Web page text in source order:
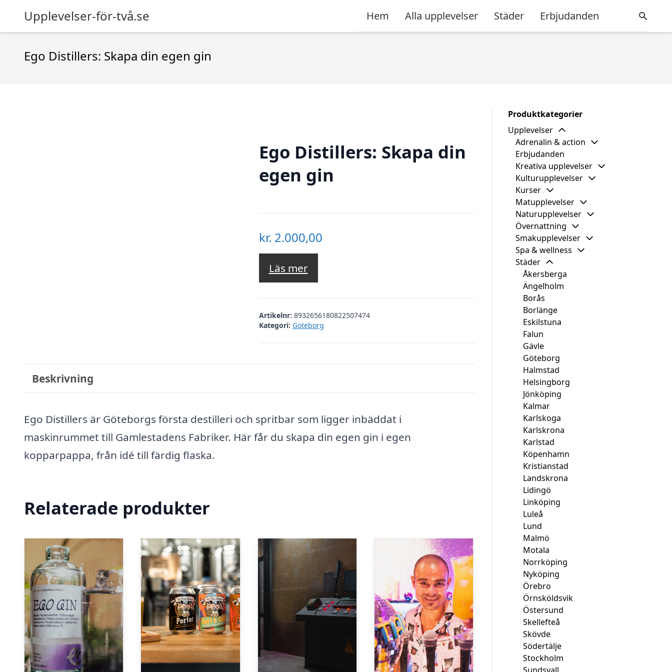
Upplevelser-för-två.se Hem Alla upplevelser Städer Erbjudanden
Ego Distillers: Skapa din egen gin
Ego Distillers: Skapa din
egen gin
kr. 2.000,00
Läs mer
Artikelnr: 8932656180822507474
Kategori: Göteborg
Beskrivning
Ego Distillers är Göteborgs första destilleri och spritbar som ligger inbäddat i
maskinrummet till Gamlestadens Fabriker. Här får du skapa din egen gin i egen
kopparpappa, från idé till färdig flaska.
Relaterade produkter
Produktkategorier
Upplevelser
Adrenalin & action
Erbjudanden
Kreativa upplevelser
Kulturupplevelser
Kurser
Matupplevelser
Naturupplevelser
Övernattning
Smakupplevelser
Spa & wellness
Städer
Åkersberga
Ängelholm
Borås
Borlänge
Eskilstuna
Falun
Gävle
Göteborg
Halmstad
Helsingborg
Jönköping
Kalmar
Karlskoga
Karlskrona
Karlstad
Köpenhamn
Kristianstad
Landskrona
Lidingö
Linköping
Luleå
Lund
Malmö
Motala
Norrköping
Nyköping
Örebro
Örnsköldsvik
Östersund
Skellefteå
Skövde
Södertälje
Stockholm